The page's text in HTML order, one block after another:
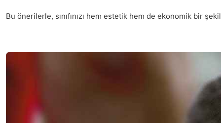
Bu önerilerle, sınıfınızı hem estetik hem de ekonomik bir